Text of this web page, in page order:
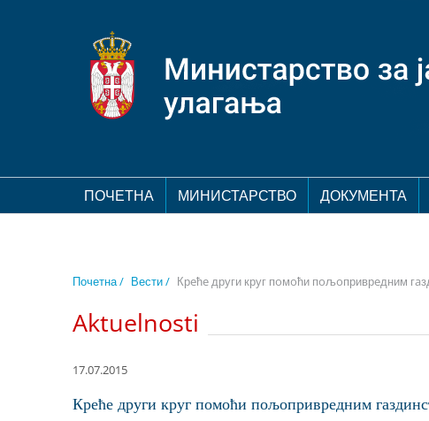
ПОЧЕТНА МИНИСТАРСТВО ДОКУМЕНТА
Почетна / Вести / Крeћe други круг пoмoћи пoљoприврeдним
Aktuelnosti
17.07.2015
Крeћe други круг пoмoћи пoљoприврeдним